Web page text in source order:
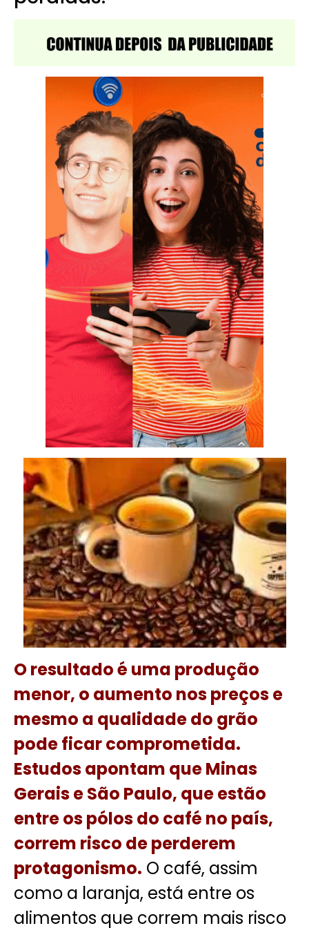
O resultado é uma produção
menor, o aumento nos preços e
mesmo a qualidade do grão
pode ficar comprometida.
Estudos apontam que Minas
Gerais eSão Paulo, que estão
entre os pólos do café no país,
correm risco de perderem
protagonismo. O café, assim
como a laranja, está entre os
alimentos que correm mais risco